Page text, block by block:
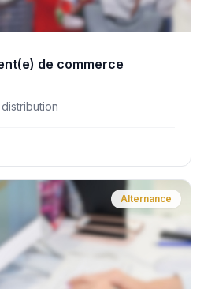
de commerce
Alternance